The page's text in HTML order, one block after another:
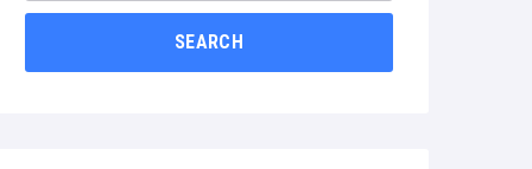
SEARCH